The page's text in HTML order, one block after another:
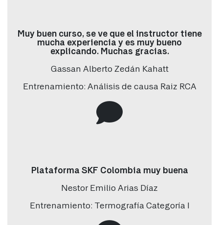
País*
Muy buen curso, se ve que el instructor tiene
mucha experiencia y es muy bueno
explicando. Muchas gracias.
Gassan Alberto Zedán Kahatt
Entrenamiento: Análisis de causa Raiz RCA
Plataforma SKF Colombia muy buena
Nestor Emilio Arias Díaz
Entrenamiento: Termografía Categoría I